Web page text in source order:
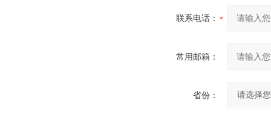
联系电话：
常用邮箱：
省份：